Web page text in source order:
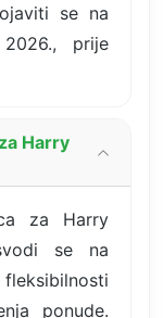
se na
prije
Harry
za Harry
se na
ponude.